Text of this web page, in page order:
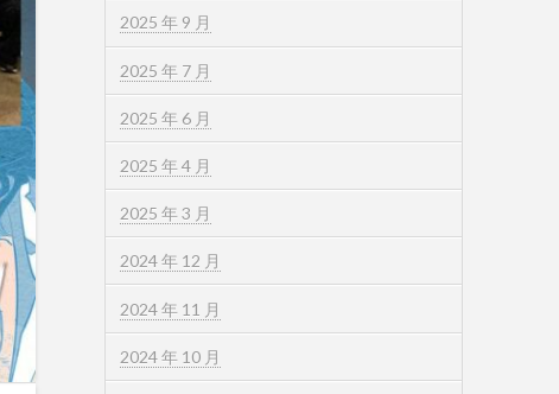
2025 年 9 月
2025 年 7 月
2025 年 6 月
2025 年 4 月
2025 年 3 月
2024 年 12 月
2024 年 11 月
2024 年 10 月